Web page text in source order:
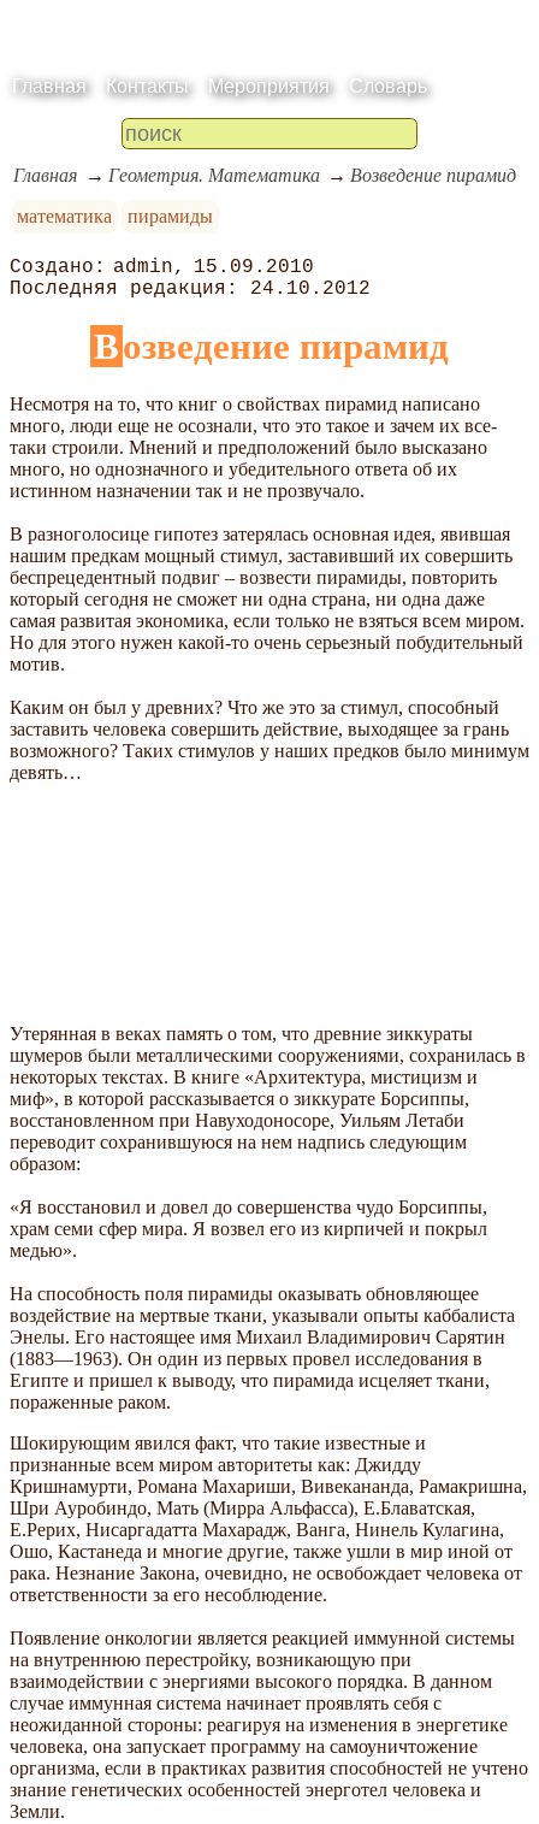
Главная Контакты Мероприятия Словарь
Главная Геометрия. Математика
Возведение пирамид
математика
пирамиды
admin
15.09.2010
24.10.2012
Возведение пирамид
Несмотря на то, что книг о свойствах пирамид написано
много, люди еще не осознали, что это такое и зачем их все-
таки строили. Мнений и предположений было высказано
много, но однозначного и убедительного ответа об их
истинном назначении так и не прозвучало.
В разноголосице гипотез затерялась основная идея, явившая
нашим предкам мощный стимул, заставивший их совершить
беспрецедентный подвиг – возвести пирамиды, повторить
который сегодня не сможет ни одна страна, ни одна даже
самая развитая экономика, если только не взяться всем миром.
Но для этого нужен какой-то очень серьезный побудительный
мотив.
Каким он был у древних? Что же это за стимул, способный
заставить человека совершить действие, выходящее за грань
возможного? Таких стимулов у наших предков было минимум
девять…
Утерянная в веках память о том, что древние зиккураты
шумеров были металлическими сооружениями, сохранилась в
некоторых текстах. В книге «Архитектура, мистицизм и
миф», в которой рассказывается о зиккурате Борсиппы,
восстановленном при Навуходоносоре, Уильям Летаби
переводит сохранившуюся на нем надпись следующим
образом:
«Я восстановил и довел до совершенства чудо Борсиппы,
храм семи сфер мира. Я возвел его из кирпичей и покрыл
медью».
На способность поля пирамиды оказывать обновляющее
воздействие на мертвые ткани, указывали опыты каббалиста
Энелы. Его настоящее имя Михаил Владимирович Сарятин
(1883—1963). Он один из первых провел исследования в
Египте и пришел к выводу, что пирамида исцеляет ткани,
пораженные раком.
Шокирующим явился факт, что такие известные и
признанные всем миром авторитеты как: Джидду
Кришнамурти, Романа Махариши, Вивекананда, Рамакришна,
Шри Ауробиндо, Мать (Мирра Альфасса), Е.Блаватская,
Е.Рерих, Нисаргадатта Махарадж, Ванга, Нинель Кулагина,
Ошо, Кастанеда и многие другие, также ушли в мир иной от
рака. Незнание Закона, очевидно, не освобождает человека от
ответственности за его несоблюдение.
Появление онкологии является реакцией иммунной системы
на внутреннюю перестройку, возникающую при
взаимодействии с энергиями высокого порядка. В данном
случае иммунная система начинает проявлять себя с
неожиданной стороны: реагируя на изменения в энергетике
человека, она запускает программу на самоуничтожение
организма, если в практиках развития способностей не учтено
знание генетических особенностей энерготел человека и
Земли.